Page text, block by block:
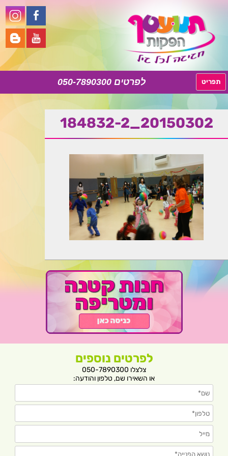
050-7890300 תפריט
לתוכן
20150302_184832-2
לפרטים נוספים
צלצלו 050-7890300
או השאירו שם, טלפון והודעה: